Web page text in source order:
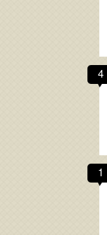
4
1